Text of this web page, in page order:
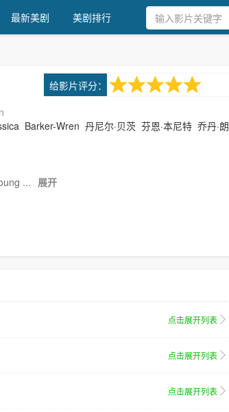
最新美剧 美剧排行
给影片评分：
Barker-Wren 丹尼尔·贝茨 芬恩·本尼特 乔丹·朗
... 展开
点击展开列表
点击展开列表
点击展开列表